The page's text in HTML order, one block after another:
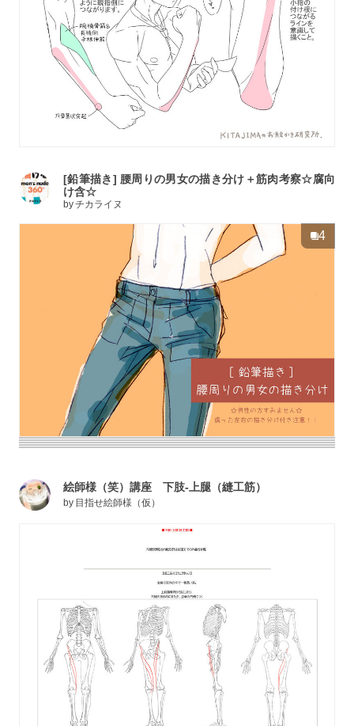
[鉛筆描き] 腰周りの男女の描き分け＋筋肉考察☆腐向
け含☆
byチカライヌ
4
絵師様（笑）講座 下肢-上腿（縫工筋）
by 目指せ絵師様（仮）